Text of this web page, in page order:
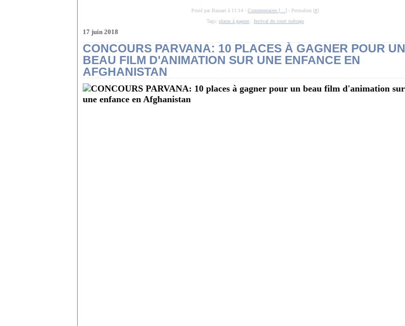
Posté par Bazaart à 11:14 -Commentaires [ …] - Permalien [#]
Tags: places à gagner, festival du court métrage
17 juin 2018
CONCOURS PARVANA: 10 PLACES À GAGNER POUR UN
BEAU FILM D'ANIMATION SUR UNE ENFANCE EN
AFGHANISTAN